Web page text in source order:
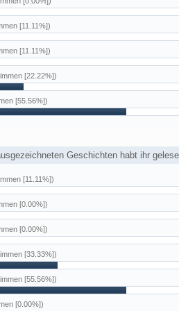
[11.11%])
[11.11%])
[22.22%])
[55.56%])
Geschichten habt ihr
[11.11%])
[0.00%])
[0.00%])
[33.33%])
[55.56%])
[0.00%])